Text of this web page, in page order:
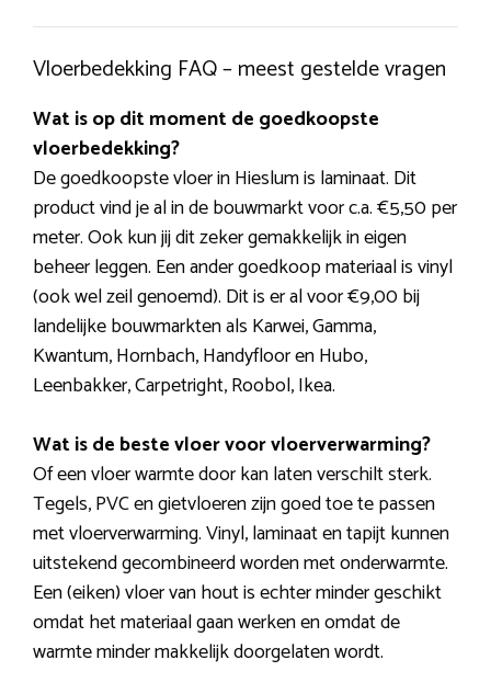
Vloerbedekking FAQ – meest gestelde vragen
Wat is op dit moment de goedkoopste
vloerbedekking?
De goedkoopste vloer in Hieslum is laminaat. Dit
product vind je al in de bouwmarkt voor c.a. €5,50 per
meter. Ook kun jij dit zeker gemakkelijk in eigen
beheer leggen. Een ander goedkoop materiaal is vinyl
(ook wel zeil genoemd). Dit is er al voor €9,00 bij
landelijke bouwmarkten als Karwei, Gamma,
Kwantum, Hornbach, Handyfloor en Hubo,
Leenbakker, Carpetright, Roobol, Ikea.
Wat is de beste vloer voor vloerverwarming?
Of een vloer warmte door kan laten verschilt sterk.
Tegels, PVC en gietvloeren zijn goed toe te passen
met vloerverwarming. Vinyl, laminaat en tapijt kunnen
uitstekend gecombineerd worden met onderwarmte.
Een (eiken) vloer van hout is echter minder geschikt
omdat het materiaal gaan werken en omdat de
warmte minder makkelijk doorgelaten wordt.